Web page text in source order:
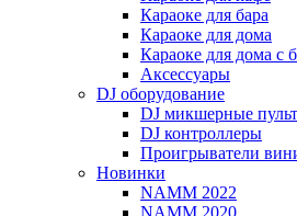
Караоке для бара
Караоке для дома
Караоке для дома с
Аксессуары
DJ оборудование
DJ микшерные
DJ контроллеры
Проигрыватели
Новинки
NAMM 2022
NAMM 2020